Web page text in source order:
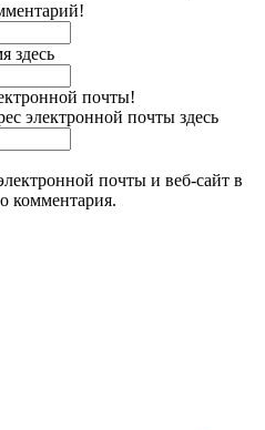
здесь
почты!
электронной почты здесь
почты и веб-сайт в
комментария.